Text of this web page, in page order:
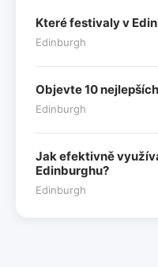
Které festivaly v
Edinburgh
Objevte 10
Edinburgh
Jak efektivně
Edinburghu?
Edinburgh